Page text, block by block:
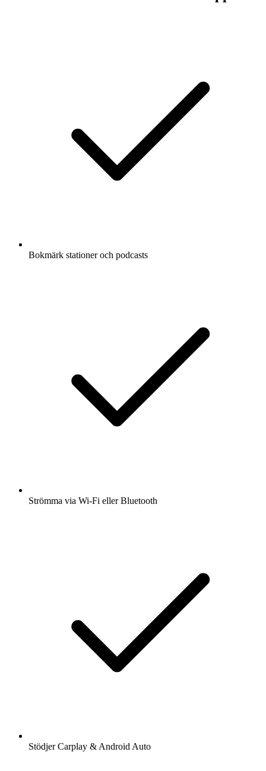
Bokmärk stationer och podcasts
Strömma via Wi-Fi eller Bluetooth
Stödjer Carplay & Android Auto